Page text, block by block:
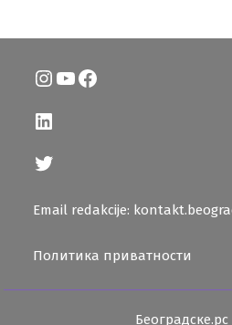
Instagram
YouTube
Facebook
LinkedIn
Twitter
Email redakcije:
Политика приватности